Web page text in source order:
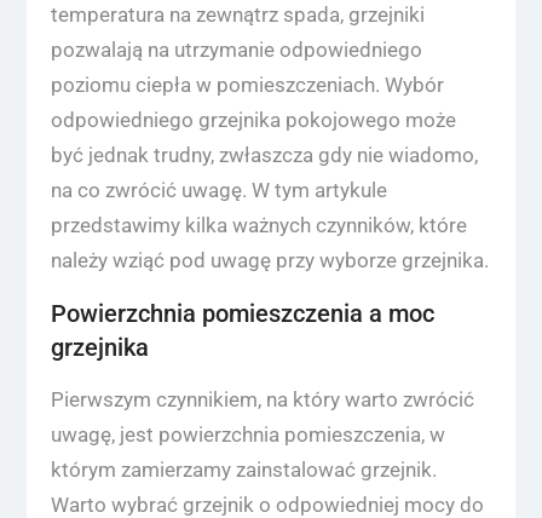
temperatura na zewnątrz spada, grzejniki
pozwalają na utrzymanie odpowiedniego
poziomu ciepła w pomieszczeniach. Wybór
odpowiedniego grzejnika pokojowego może
być jednak trudny, zwłaszcza gdy nie wiadomo,
na co zwrócić uwagę. W tym artykule
przedstawimy kilka ważnych czynników, które
należy wziąć pod uwagę przy wyborze grzejnika.
Powierzchnia pomieszczenia a moc
grzejnika
Pierwszym czynnikiem, na który warto zwrócić
uwagę, jest powierzchnia pomieszczenia, w
którym zamierzamy zainstalować grzejnik.
Warto wybrać grzejnik o odpowiedniej mocy do